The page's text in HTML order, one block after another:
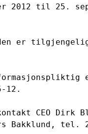
2012 til 25.
er
12.
CEO
Bakklund, tel.